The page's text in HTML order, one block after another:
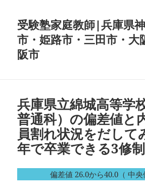
受験塾家庭教師|兵庫県
市・姫路市・三田市・大
阪市
兵庫県立綿城高等学
普通科）の偏差値と
員割れ状況をだして
年で卒業できる3修制
偏差値 26.0から40.0（ 中央